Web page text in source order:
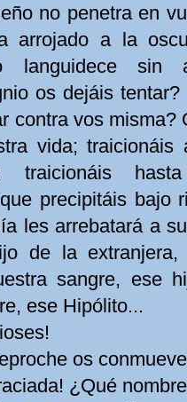
no penetra en
arrojado a la
languidece sin
os dejáis
contra vos misma?
vida;
precipitáis bajo
les arrebatará a
de la
sangre, ese
ese Hipólito...
os
¿Qué